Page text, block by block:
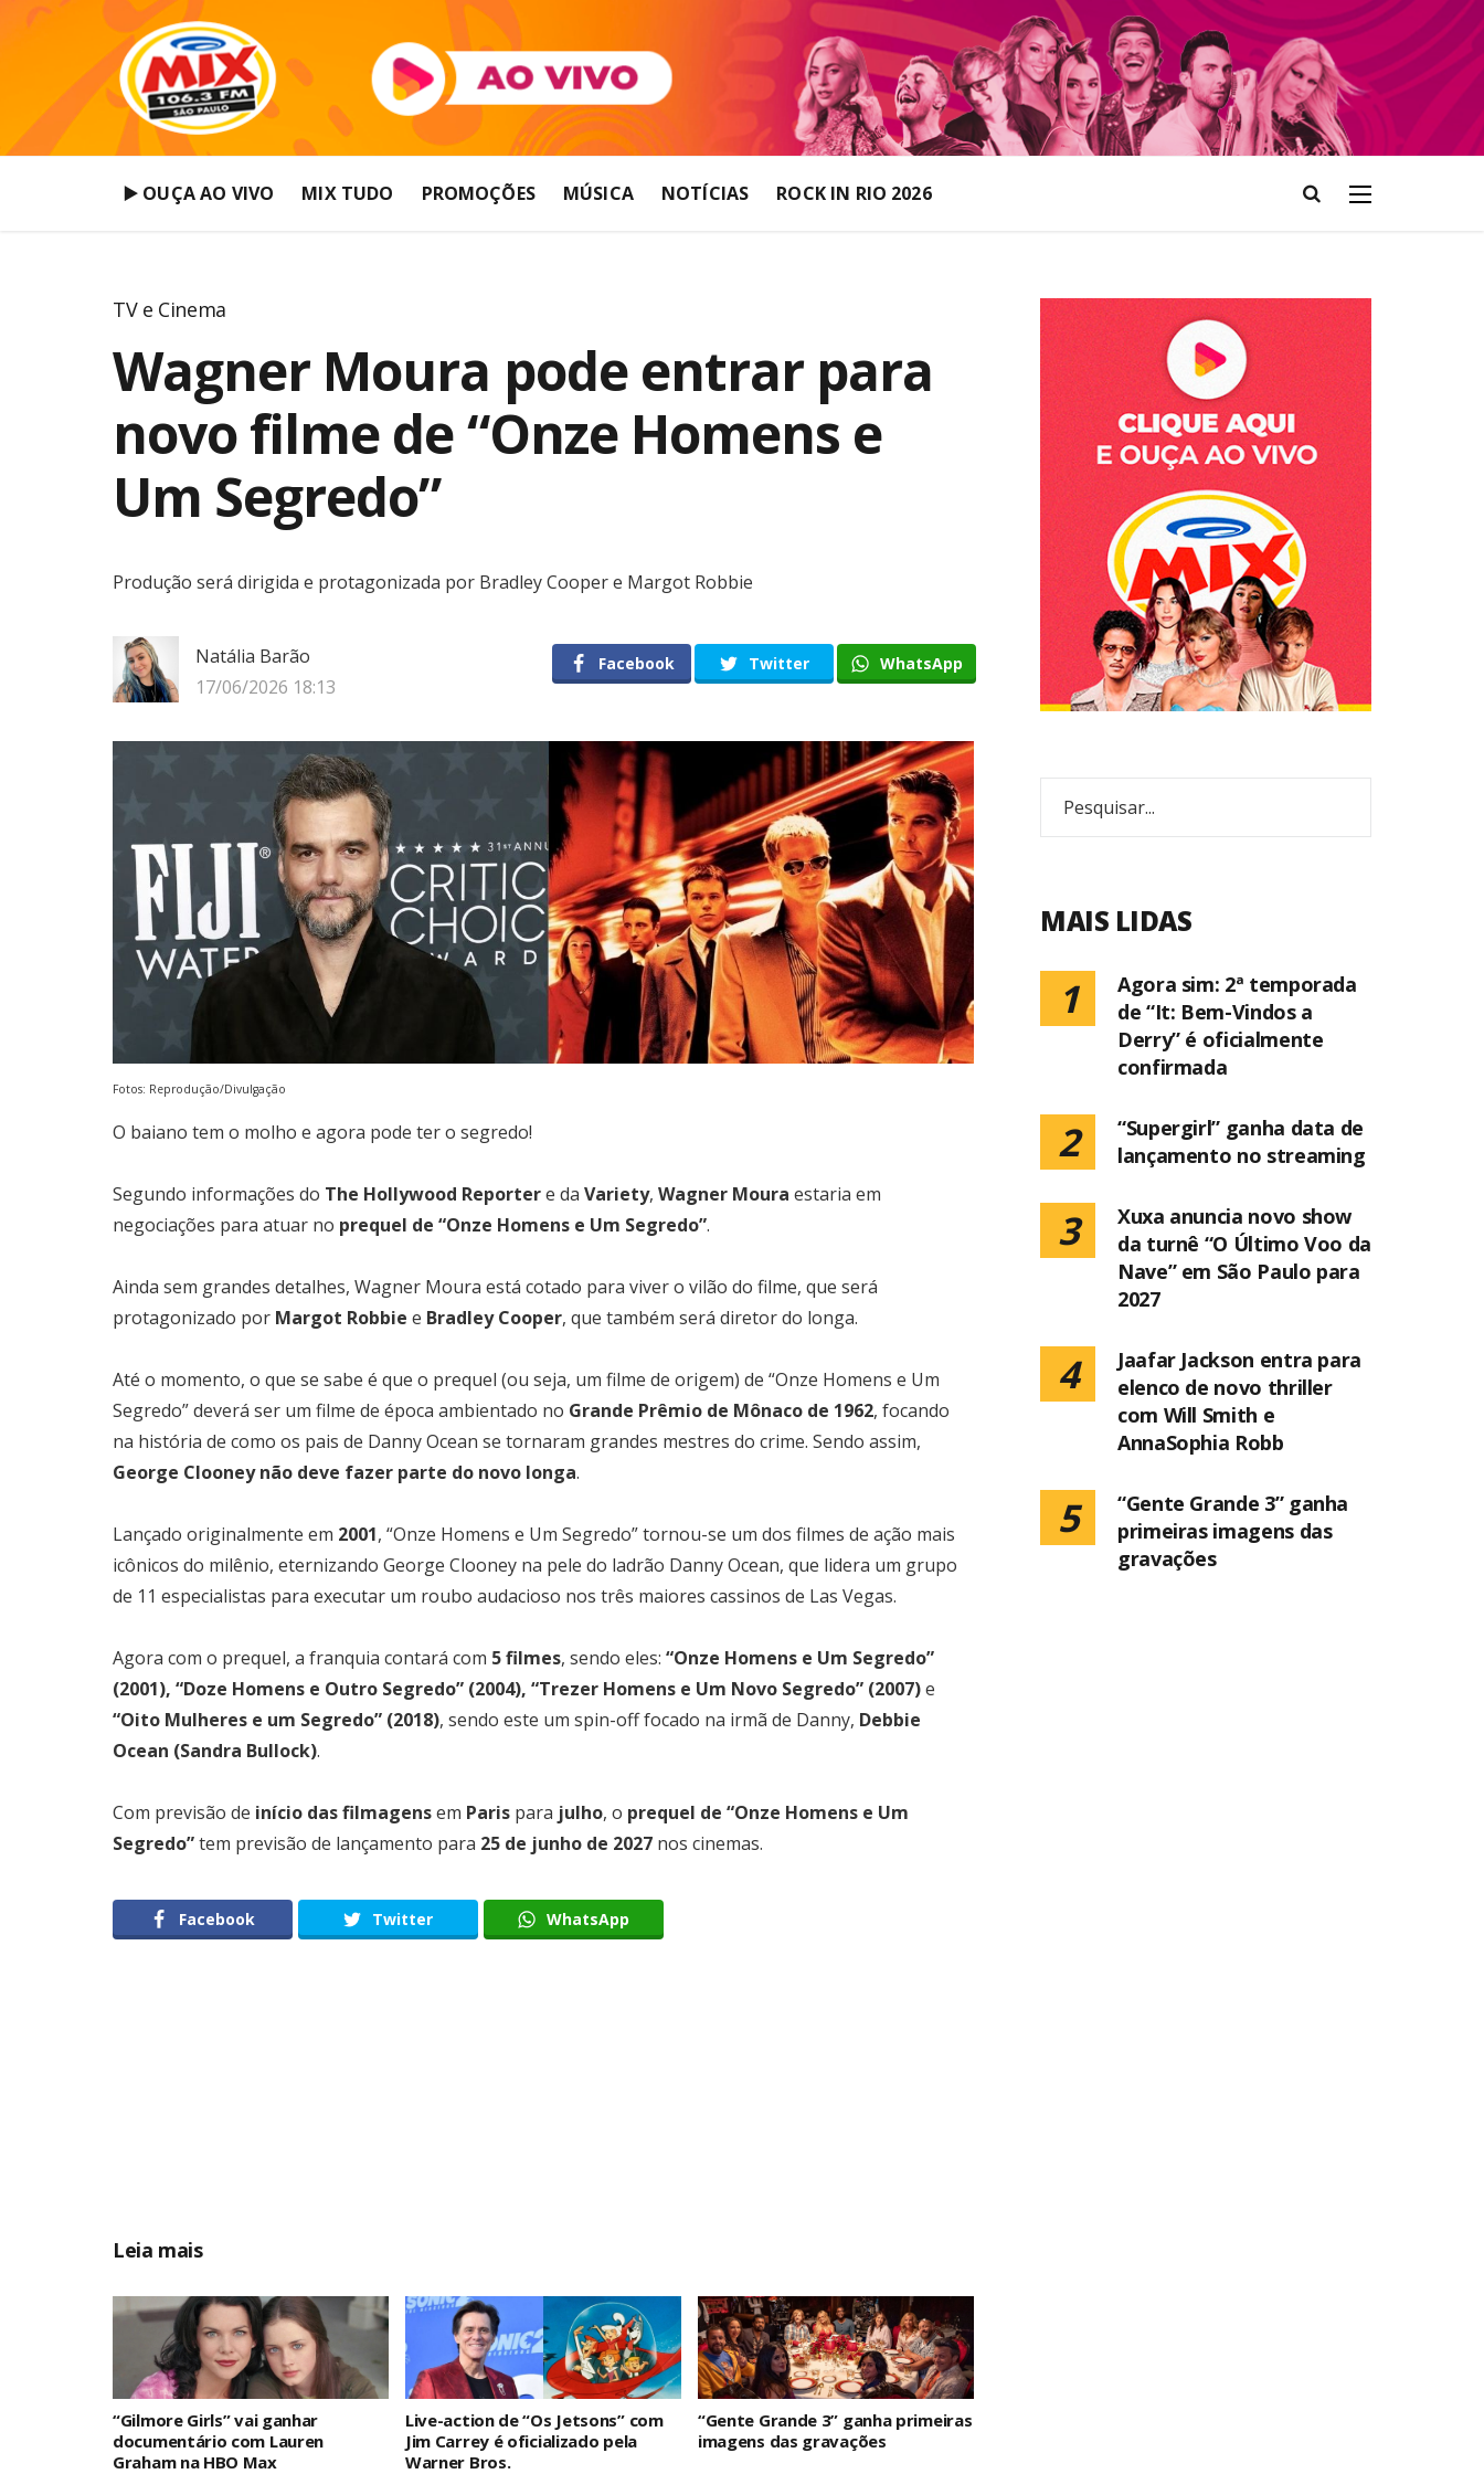
▶️ OUÇA AO VIVO MIX TUDO PROMOÇÕES MÚSICA NOTÍCIAS ROCK IN RIO 2026
TV e Cinema
Wagner Moura pode entrar para
novo filme de “Onze Homens e
Um Segredo”
Produção será dirigida e protagonizada por Bradley Cooper e Margot Robbie
Natália Barão
17/06/2026 18:13
Facebook Twitter WhatsApp
Fotos: Reprodução/Divulgação
O baiano tem o molho e agora pode ter o segredo!
Segundo informações do The Hollywood Reportere da Variety, Wagner Moura estaria em
negociações para atuar no prequel de “Onze Homens e Um Segredo”.
Ainda sem grandes detalhes, Wagner Moura está cotado para viver o vilão do filme, que será
protagonizado por Margot Robbie e Bradley Cooper, que também será diretor do longa.
Até o momento, o que se sabe é que o prequel (ou seja, um filme de origem) de “Onze Homens e Um
Segredo” deverá ser um filme de época ambientado no Grande Prêmio de Mônaco de 1962, focando
na história de como os pais de Danny Ocean se tornaram grandes mestres do crime. Sendo assim,
George Clooney não deve fazer parte do novo longa.
Lançado originalmente em 2001, “Onze Homens e Um Segredo” tornou-se um dos filmes de ação mais
icônicos do milênio, eternizando George Clooney na pele do ladrão Danny Ocean, que lidera um grupo
de 11 especialistas para executar um roubo audacioso nos três maiores cassinos de Las Vegas.
Agora com o prequel, a franquia contará com 5 filmes, sendo eles: “Onze Homens e Um Segredo”
(2001), “Doze Homens e Outro Segredo” (2004), “Trezer Homens e Um Novo Segredo” (2007)e
“Oito Mulheres e um Segredo” (2018), sendo este um spin-off focado na irmã de Danny, Debbie
Ocean (Sandra Bullock).
Com previsão de início das filmagensem Paris para julho, o prequel de “Onze Homens e Um
Segredo”tem previsão de lançamento para 25 de junho de 2027 nos cinemas.
Facebook Twitter WhatsApp
Leia mais
“Gilmore Girls” vai ganhar
documentário com Lauren
Graham na HBO Max
Live-action de “Os Jetsons” com
Jim Carrey é oficializado pela
Warner Bros.
“Gente Grande 3” ganha primeiras
imagens das gravações
MAIS LIDAS
1
Agora sim: 2ª temporada
de “It: Bem-Vindos a
Derry” é oficialmente
confirmada
2
“Supergirl” ganha data de
lançamento no streaming
3
Xuxa anuncia novo show
da turnê “O Último Voo da
Nave” em São Paulo para
2027
4
Jaafar Jackson entra para
elenco de novo thriller
com Will Smith e
AnnaSophia Robb
5
“Gente Grande 3” ganha
primeiras imagens das
gravações
Most Popular Topics